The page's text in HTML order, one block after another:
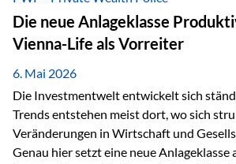
Strecke mit rund 4,8 Kilometern und 680
stellte die Teilnehmerinnen und
sportliche Herausforderung. Doch…
Die neue Anlageklasse
Vienna-Life als Vorreiter
6. Mai 2026
Die Investmentwelt entwickelt sich
Trends entstehen meist dort, wo sich
Veränderungen in Wirtschaft und
Genau hier setzt eine neue Anlageklasse